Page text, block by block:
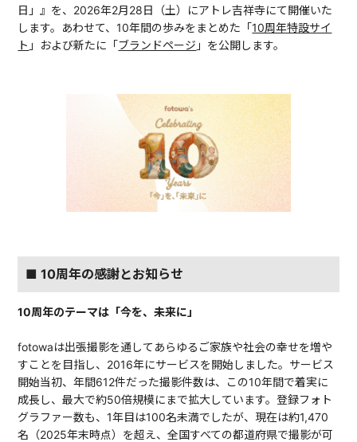
日」』を、2026年2月28日（土）にアトレ吉祥寺にて開催いた
します。あわせて、10年間の歩みをまとめた「10周年特設サイ
ト 」および新たに「ブランドページ 」を公開します。
■ 10周年の感謝とお知らせ
10周年のテーマは「今を、未来に」
fotowaは出張撮影を通してあらゆるご家族や社会の幸せを増や
すことを目指し、2016年にサービスを開始しました。サービス
開始当初、年間612件だった撮影件数は、この10年間で着実に
成長し、最大で約50倍規模にまで拡大しています。登録フォト
グラファー数も、1年目は100名未満でしたが、現在は約1,470
名（2025年末時点）を超え、全国すべての都道府県で撮影が可